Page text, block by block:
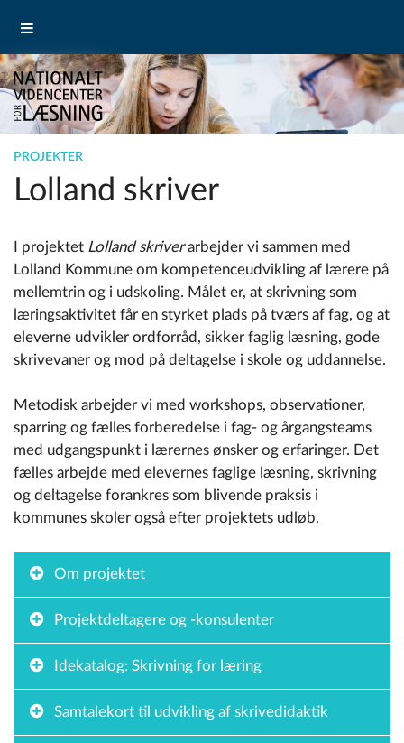
PROJEKTER
Lolland skriver
I projektet Lolland skriverarbejder vi sammen med
Lolland Kommune om kompetenceudvikling af lærere på
mellemtrin og i udskoling. Målet er, at skrivning som
læringsaktivitet får en styrket plads på tværs af fag, og at
eleverne udvikler ordforråd, sikker faglig læsning, gode
skrivevaner og mod på deltagelse i skole og uddannelse.
Metodisk arbejder vi med workshops, observationer,
sparring og fælles forberedelse i fag- og årgangsteams
med udgangspunkt i lærernes ønsker og erfaringer. Det
fælles arbejde med elevernes faglige læsning, skrivning
og deltagelse forankres som blivende praksis i
kommunes skoler også efter projektets udløb.
Om projektet
Projektdeltagere og -konsulenter
Idekatalog: Skrivning for læring
Samtalekort til udvikling af skrivedidaktik